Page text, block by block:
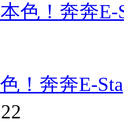
色！奔奔E-
！奔奔E-Sta